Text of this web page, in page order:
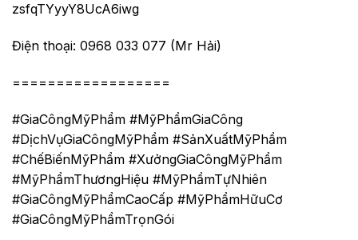
zsfqTYyyY8UcA6iwg
Điện thoại: 0968 033 077 (Mr Hải)
==================
#GiaCôngMỹPhẩm #MỹPhẩmGiaCông
#DịchVụGiaCôngMỹPhẩm #SảnXuấtMỹPhẩm
#ChếBiếnMỹPhẩm #XưởngGiaCôngMỹPhẩm
#MỹPhẩmThươngHiệu #MỹPhẩmTựNhiên
#GiaCôngMỹPhẩmCaoCấp #MỹPhẩmHữuCơ
#GiaCôngMỹPhẩmTrọnGói